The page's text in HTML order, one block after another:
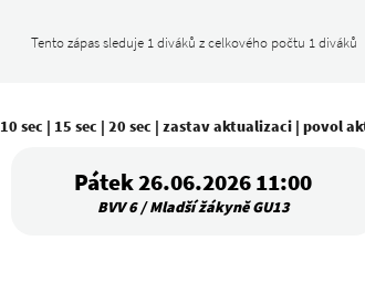
Tento zápas sleduje 1 diváků z celkového počtu 1 diváků
10 sec | 15 sec | 20 sec | zastav aktualizaci| povol
Pátek 26.06.2026 11:00
BVV 6 / Mladší žákyně GU13